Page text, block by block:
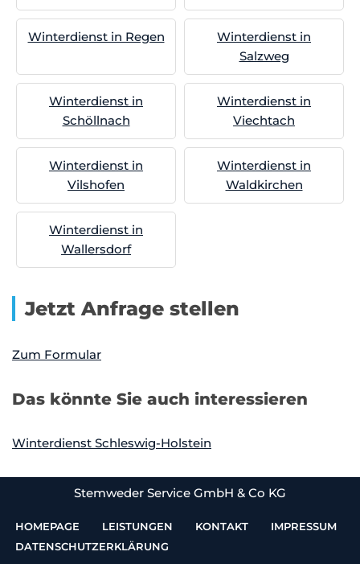
Winterdienst in Regen
Winterdienst in
Salzweg
Winterdienst in
Schöllnach
Winterdienst in
Viechtach
Winterdienst in
Vilshofen
Winterdienst in
Waldkirchen
Winterdienst in
Wallersdorf
Jetzt Anfrage stellen
Zum Formular
Das könnte Sie auch interessieren
Winterdienst Schleswig-Holstein
Stemweder Service GmbH & Co KG
HOMEPAGE LEISTUNGEN KONTAKT
IMPRESSUM
DATENSCHUTZERKLÄRUNG